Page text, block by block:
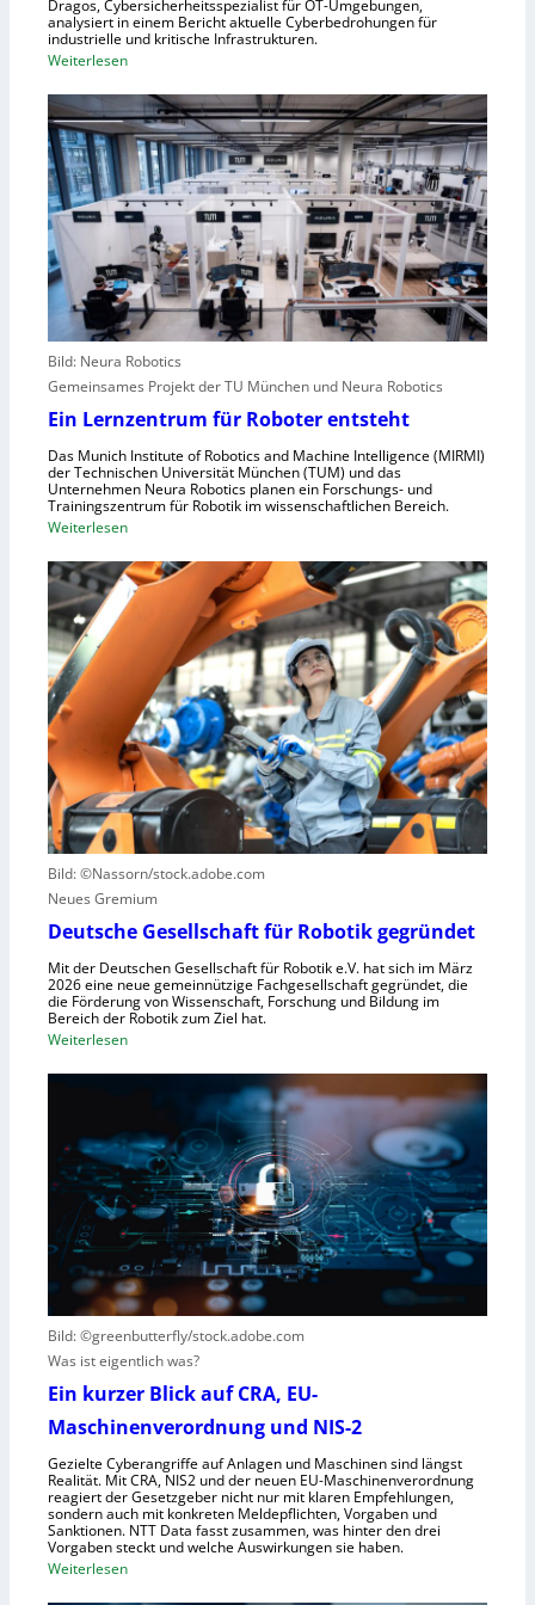
e
n
t
r
a
l
e
u
r
o
p
a
,
w
a
c
h
s
e
l
l
e
c
h
n
e
l
e
r
u
n
u
t
z
e
n
Dragos, Cybersicherheitsspezialist für OT-Umgebungen,
analysiert in einem Bericht aktuelle Cyberbedrohungen für
industrielle und kritische Infrastrukturen.
Weiterlesen:
e
A
n
g
e
i
f
e
r
i
u
s
t
r
i
e
l
e
u
e
r
u
s
y
s
t
e
n
s
V
s
i
e
r
n
e
h
e
n
Bild: Neura Robotics
Gemeinsames Projekt der TU München und Neura Robotics
Ein Lernzentrum für Roboter entsteht
Das Munich Institute of Robotics and Machine Intelligence (MIRMI)
der Technischen Universität München (TUM) und das
Unternehmen Neura Robotics planen ein Forschungs- und
Trainingszentrum für Robotik im wissenschaftlichen Bereich.
Weiterlesen:
i
n
z
e
n
t
r
u
m
f
ü
R
o
b
t
e
n
t
s
t
e
h
Bild: ©Nassorn/stock.adobe.com
Neues Gremium
Deutsche Gesellschaft für Robotik gegründet
Mit der Deutschen Gesellschaft für Robotik e.V. hat sich im März
2026 eine neue gemeinnützige Fachgesellschaft gegründet, die
die Förderung von Wissenschaft, Forschung und Bildung im
Bereich der Robotik zum Ziel hat.
Weiterlesen:
t
s
c
h
e
G
e
s
e
l
l
c
h
a
f
t
f
Bild: ©greenbutterfly/stock.adobe.com
Was ist eigentlich was?
Ein kurzer Blick auf CRA, EU-
Maschinenverordnung und NIS-2
Gezielte Cyberangriffe auf Anlagen und Maschinen sind längst
Realität. Mit CRA, NIS2 und der neuen EU-Maschinenverordnung
reagiert der Gesetzgeber nicht nur mit klaren Empfehlungen,
sondern auch mit konkreten Meldepflichten, Vorgaben und
Sanktionen. NTT Data fasst zusammen, was hinter den drei
Vorgaben steckt und welche Auswirkungen sie haben.
Weiterlesen: